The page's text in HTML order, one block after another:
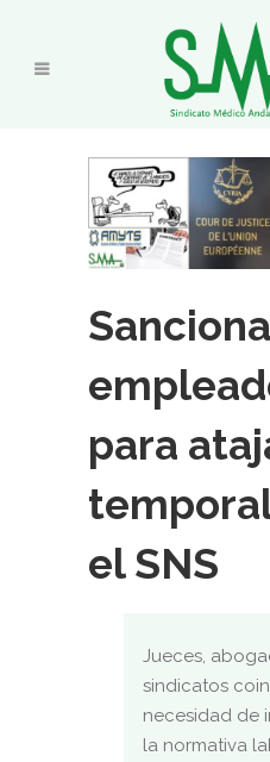
para
el SNS
Jueces,
sindicatos
necesidad de
la normativa